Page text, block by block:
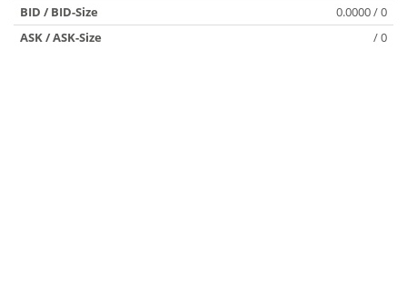
BID / BID-Size
0.0000 / 0
ASK / ASK-Size
/ 0